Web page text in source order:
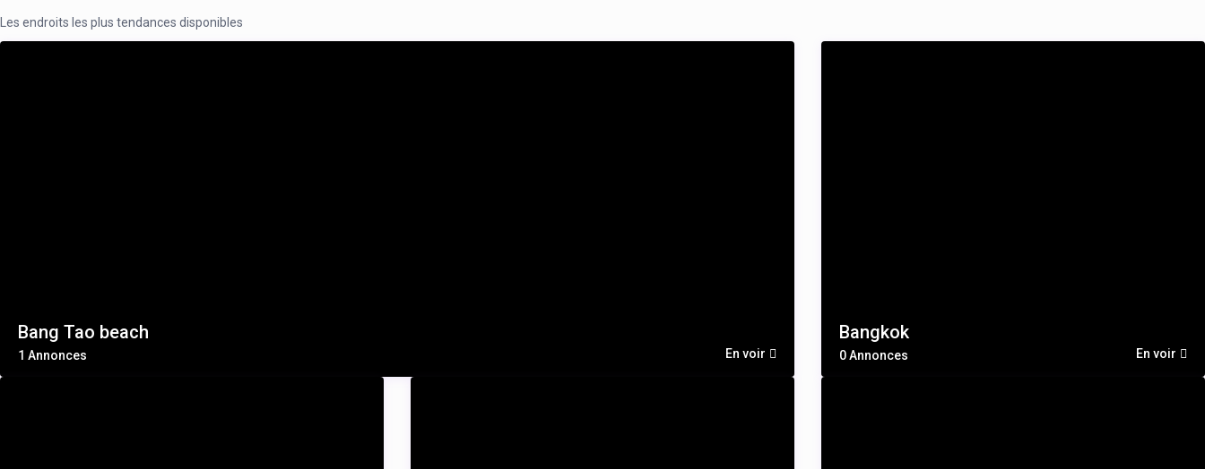
Les endroits les plus tendances disponibles
Bang Tao beach
1 Annonces En voir
Bangkok
0 Annonces En voir